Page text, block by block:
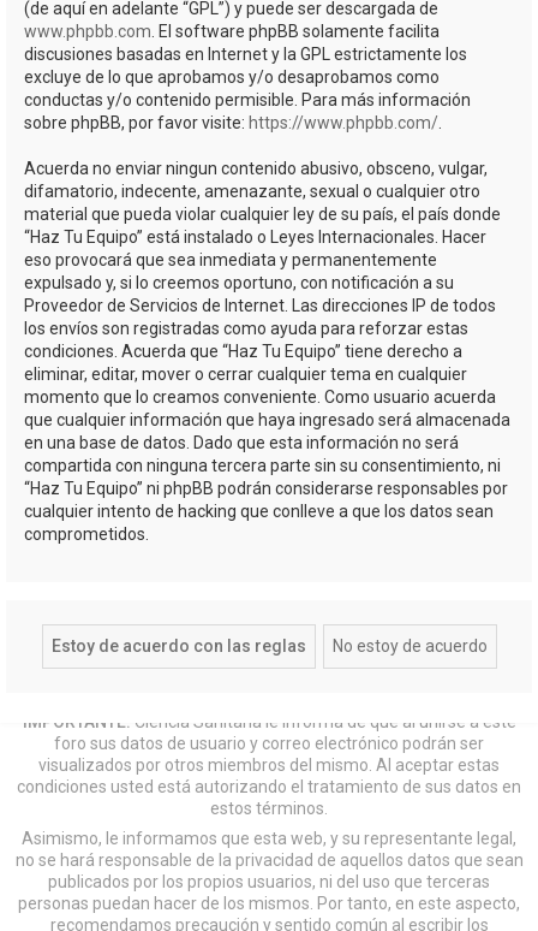
(de aquí en adelante “GPL”) y puede ser descargada de
www.phpbb.com . El software phpBB solamente facilita
discusiones basadas en Internet y la GPL estrictamente los
excluye de lo que aprobamos y/o desaprobamos como
conductas y/o contenido permisible. Para más información
sobre phpBB, por favor visite: https://www.phpbb.com/
Acuerda no enviar ningun contenido abusivo, obsceno, vulgar,
difamatorio, indecente, amenazante, sexual o cualquier otro
material que pueda violar cualquier ley de su país, el país donde
“Haz Tu Equipo” está instalado o Leyes Internacionales. Hacer
eso provocará que sea inmediata y permanentemente
expulsado y, si lo creemos oportuno, con notificación a su
Proveedor de Servicios de Internet. Las direcciones IP de todos
los envíos son registradas como ayuda para reforzar estas
condiciones. Acuerda que “Haz Tu Equipo” tiene derecho a
eliminar, editar, mover o cerrar cualquier tema en cualquier
momento que lo creamos conveniente. Como usuario acuerda
que cualquier información que haya ingresado será almacenada
en una base de datos. Dado que esta información no será
compartida con ninguna tercera parte sin su consentimiento, ni
“Haz Tu Equipo” ni phpBB podrán considerarse responsables por
cualquier intento de hacking que conlleve a que los datos sean
comprometidos.
IMPORTANTE: Ciencia Sanitaria le informa de que al unirse a este
foro sus datos de usuario y correo electrónico podrán ser
visualizados por otros miembros del mismo. Al aceptar estas
condiciones usted está autorizando el tratamiento de sus datos en
estos términos.
Asimismo, le informamos que esta web, y su representante legal,
no se hará responsable de la privacidad de aquellos datos que sean
publicados por los propios usuarios, ni del uso que terceras
personas puedan hacer de los mismos. Por tanto, en este aspecto,
recomendamos precaución y sentido común al escribir los